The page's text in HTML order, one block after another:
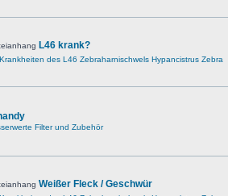
L46 krank?
des L46 Zebraharnischwels Hypancistrus Zebra
Filter und Zubehör
Weißer Fleck / Geschwür